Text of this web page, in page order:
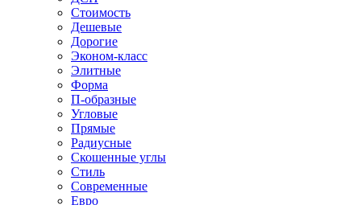
Стоимость
Дешевые
Дорогие
Эконом-класс
Элитные
Форма
П-образные
Угловые
Прямые
Радиусные
Скошенные углы
Стиль
Современные
Евро